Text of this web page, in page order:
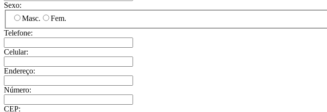
Sexo:
Masc.
Fem.
Telefone:
Celular:
Endereço:
Número:
CEP: